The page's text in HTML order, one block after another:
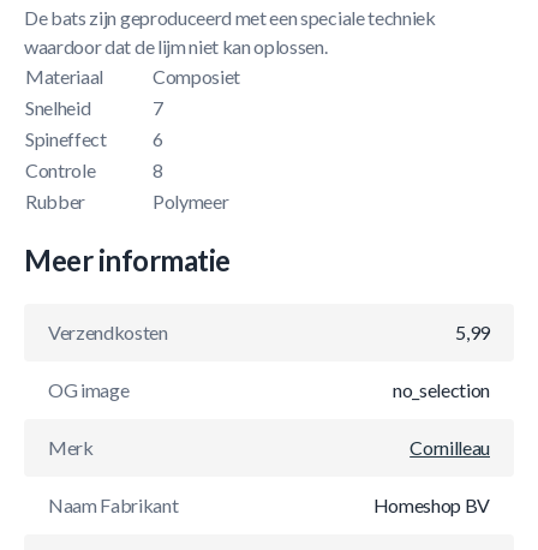
De bats zijn geproduceerd met een speciale techniek
waardoor dat de lijm niet kan oplossen.
Materiaal
Composiet
Snelheid
7
Spineffect
6
Controle
8
Rubber
Polymeer
Meer informatie
Verzendkosten 5,99
OG image no_selection
Merk Cornilleau
Naam Fabrikant Homeshop BV